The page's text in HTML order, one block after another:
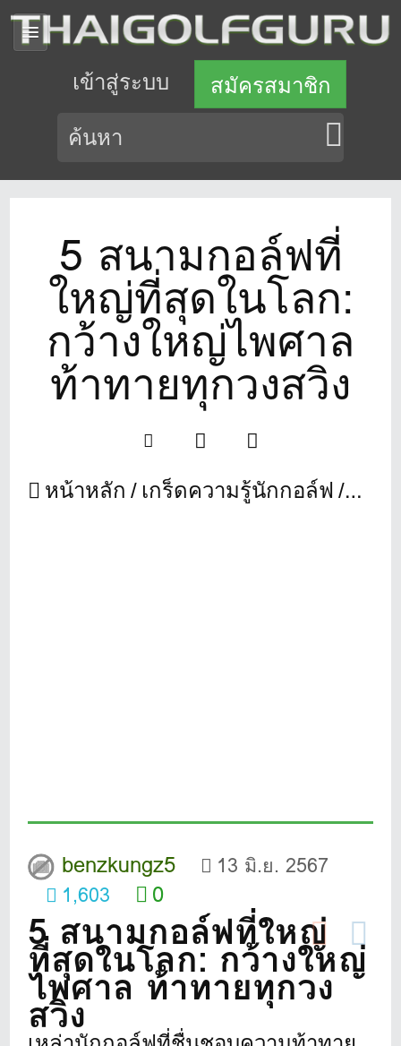
เข้าสู่ระบบ สมัครสมาชิก
5 สนามกอล์ฟที่
ใหญ่ที่สุดในโลก:
กว้างใหญ่ไพศาล
ท้าทายทุกวงสวิง
หน้าหลัก เกร็ดความรู้นักกอล์ฟ 5 ส
benzkungz5
13 มิ.ย. 2567
1,603
0
5 สนามกอล์ฟที่ใหญ่
ที่สุดในโลก: กว้างใหญ่
ไพศาล ท้าทายทุกวง
สวิง